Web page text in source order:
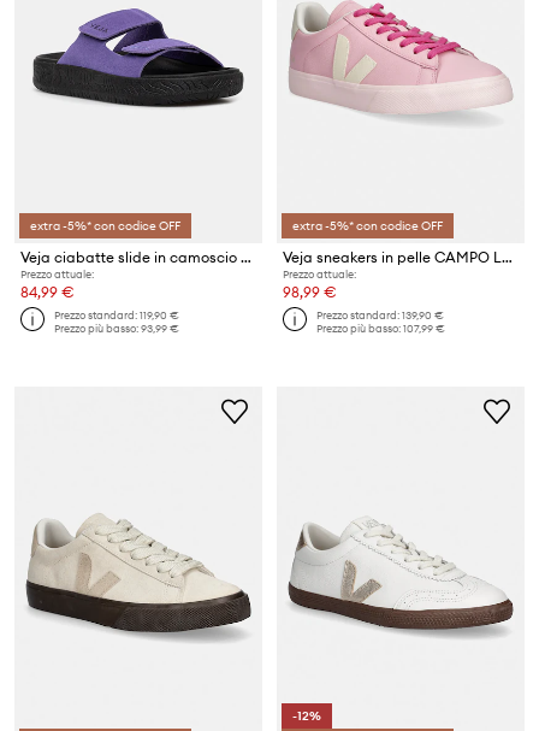
extra -5%* con codice OFF
Veja ciabatte slide in camoscio Etna
Prezzo attuale:
84,99 €
Prezzo standard:119,90 €
Prezzo più basso:93,99 €
extra -5%* con codice OFF
Veja sneakers in pelle CAMPO LEATHER
Prezzo attuale:
98,99 €
Prezzo standard:139,90 €
Prezzo più basso:107,99 €
-12%